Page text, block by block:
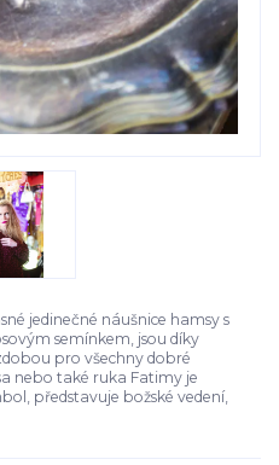
jedinečné náušnice hamsy s
semínkem, jsou díky
pro všechny dobré
nebo také ruka Fatimy je
představuje božské vedení,